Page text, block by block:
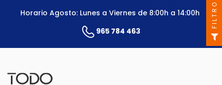
Horario Agosto: Lunes a Viernes de 8:00h a 14:00h
965 784 463
FILTRO